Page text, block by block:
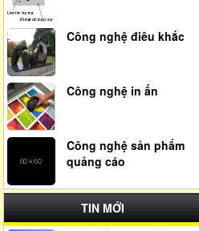
Công nghệ điêu khắc
Công nghệ in ấn
Công nghệ sản phẩm
quảng cáo
TIN MỚI